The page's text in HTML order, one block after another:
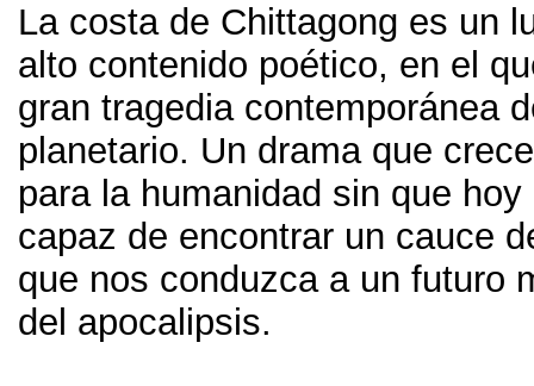
La costa de Chittagong es un
alto contenido poético, en el
gran tragedia contemporánea
planetario. Un drama que
para la humanidad sin que
capaz de encontrar un cauce
que nos conduzca a un futuro
del apocalipsis.